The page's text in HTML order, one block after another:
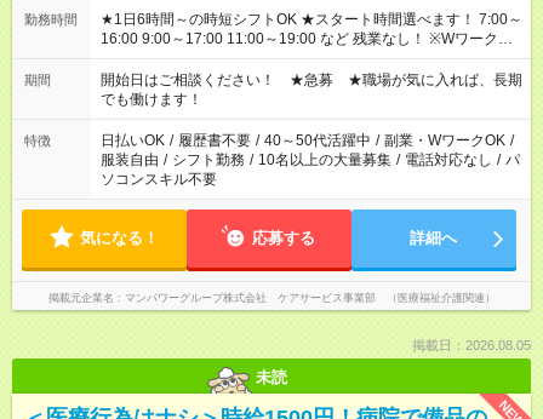
勤務時間
★1日6時間～の時短シフトOK ★スタート時間選べます！ 7:00～
16:00 9:00～17:00 11:00～19:00 など 残業なし！ ※Wワークの
場合、他のお仕事と合わせ週40時間超の就業はご案内できませ
ん ※法令に基づき、週20時間以上勤務は社会保険への加入対象
となります ※労働者派遣法（日雇い派遣の原則禁止）により、
短時間・短期間の就業はご案内が難しい場合があります
期間
開始日はご相談ください！ ★急募 ★職場が気に入れば、長期
でも働けます！
特徴 日払いOK / 履歴書不要 / 40～50代活躍中 / 副業・WワークOK /
服装自由 / シフト勤務 / 10名以上の大量募集 / 電話対応なし / パ
ソコンスキル不要
気になる！ 応募する 詳細へ
掲載元企業名 マンパワーグループ株式会社 ケアサービス事業部 （医療福祉介護関連）
掲載日：2026.08.05
未読